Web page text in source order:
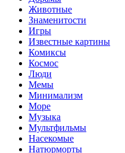
Животные
Знаменитости
Игры
Известные картины
Комиксы
Космос
Люди
Мемы
Минимализм
Море
Музыка
Мультфильмы
Насекомые
Натюрморты